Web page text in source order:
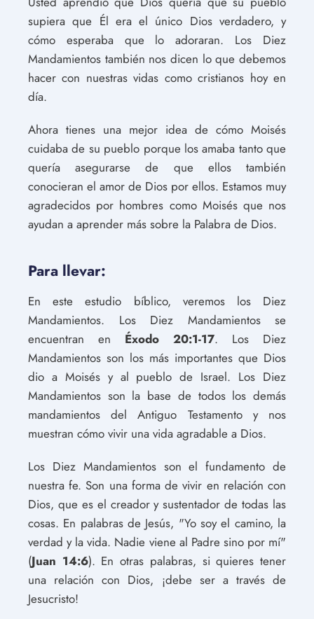
supiera que Él era el único Dios verdadero, y
cómo esperaba que lo adoraran. Los Diez
Mandamientos también nos dicen lo que debemos
hacer con nuestras vidas como cristianos hoy en
día.
Ahora tienes una mejor idea de cómo Moisés
cuidaba de su pueblo porque los amaba tanto que
quería asegurarse de que ellos también
conocieran el amor de Dios por ellos. Estamos muy
agradecidos por hombres como Moisés que nos
ayudan a aprender más sobre la Palabra de Dios.
Para llevar:
En este estudio bíblico, veremos los Diez
Mandamientos. Los Diez Mandamientos se
encuentran en Éxodo 20:1-17. Los Diez
Mandamientos son los más importantes que Dios
dio a Moisés y al pueblo de Israel. Los Diez
Mandamientos son la base de todos los demás
mandamientos del Antiguo Testamento y nos
muestran cómo vivir una vida agradable a Dios.
Los Diez Mandamientos son el fundamento de
nuestra fe. Son una forma de vivir en relación con
Dios, que es el creador y sustentador de todas las
cosas. En palabras de Jesús, "Yo soy el camino, la
verdad y la vida. Nadie viene al Padre sino por mí"
(Juan 14:6). En otras palabras, si quieres tener
una relación con Dios, ¡debe ser a través de
Jesucristo!